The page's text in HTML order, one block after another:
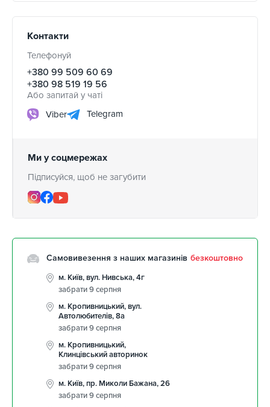
Контакти
Телефонуй
+380 99 509 60 69
+380 98 519 19 56
Або запитай у чаті
Viber
Telegram
Ми у соцмережах
Підписуйся, щоб не загубити
Самовивезення з наших магазинів безкоштовно
м. Київ, вул. Нивська, 4г
забрати 9 серпня
м. Кропивницький, вул.
Автолюбителів, 8а
забрати 9 серпня
м. Кропивницький,
Клинцівський авторинок
забрати 9 серпня
м. Київ, пр. Миколи Бажана, 26
забрати 9 серпня